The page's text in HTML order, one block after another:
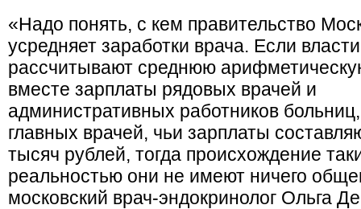
«Надо понять, с кем правительство
усредняет заработки врача. Если власти
рассчитывают среднюю
вместе зарплаты рядовых врачей и
административных работников
главных врачей, чьи зарплаты
тысяч рублей, тогда происхождение
реальностью они не имеют ничего
московский врач-эндокринолог Ольга